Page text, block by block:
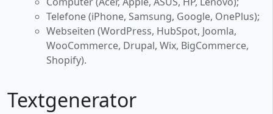
Telefone (iPhone, Samsung, Google, OnePlus);
Webseiten (WordPress, HubSpot, Joomla,
WooCommerce, Drupal, Wix, BigCommerce,
Shopify).
Textgenerator